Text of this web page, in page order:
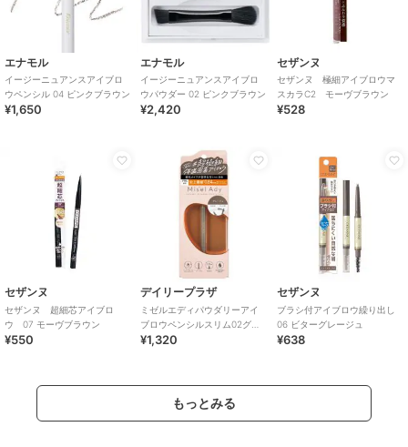
エナモル
イージーニュアンスアイブロ
ウペンシル 04 ピンクブラウン
¥1,650
エナモル
イージーニュアンスアイブロ
ウパウダー 02 ピンクブラウン
¥2,420
セザンヌ
セザンヌ 極細アイブロウマ
スカラC2 モーヴブラウン
¥528
セザンヌ
セザンヌ 超細芯アイブロ
ウ 07 モーヴブラウン
¥550
デイリープラザ
ミゼルエディパウダリーアイ
ブロウペンシルスリム02グレ
ージュ
¥1,320
セザンヌ
ブラシ付アイブロウ繰り出し
06 ビターグレージュ
¥638
もっとみる